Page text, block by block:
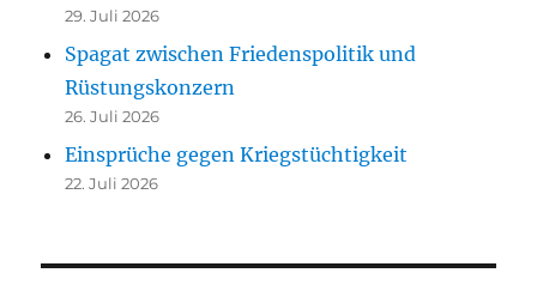
29. Juli 2026
Spagat zwischen Friedenspolitik und
Rüstungskonzern
26. Juli 2026
Einsprüche gegen Kriegstüchtigkeit
22. Juli 2026